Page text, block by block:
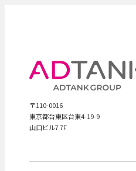
〒110-0016
東京都台東区台東4-19-9
山口ビル7 7F